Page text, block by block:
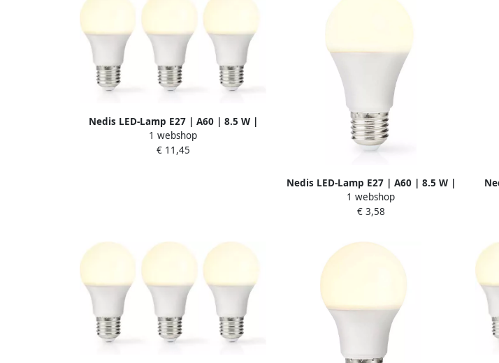
Nedis LED-Lamp E27 | A60 | 8.5 W |
806 lm | 2700 K | 3 stuks | 1 stuks
LBE27A602P3
1 webshop
€ 11,45
Nedis LED-Lamp E27 | A60 | 8.5 W |
806 lm | 2700 K | 1 stuks LBE27A602
1 webshop
€ 3,58